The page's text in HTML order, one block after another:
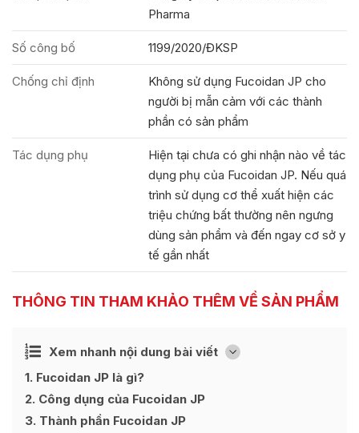
Pharma
Số công bố 1199/2020/ĐKSP
Chống chỉ định
Không sử dụng Fucoidan JP cho
người bị mẫn cảm với các thành
phần có sản phẩm
Tác dụng phụ
Hiện tại chưa có ghi nhận nào về tác
dụng phụ của Fucoidan JP. Nếu quá
trình sử dụng cơ thể xuất hiện các
triệu chứng bất thường nên ngưng
dùng sản phẩm và đến ngay cơ sở y
tế gần nhất
THÔNG TIN THAM KHẢO THÊM VỀ SẢN PHẨM
Xem nhanh nội dung bài viết [
Ẩn
1 Fucoidan JP là gì?
2 Công dụng của Fucoidan JP
3 Thành phần Fucoidan JP